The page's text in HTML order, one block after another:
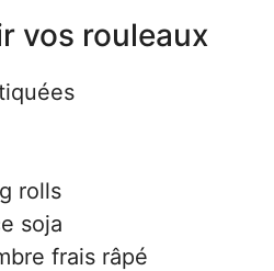
vos rouleaux
rolls
soja
frais râpé